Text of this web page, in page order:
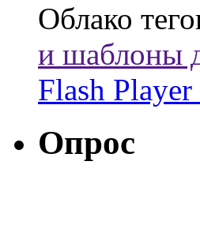
Облако
и шаблоны
Flash Player
Опрос